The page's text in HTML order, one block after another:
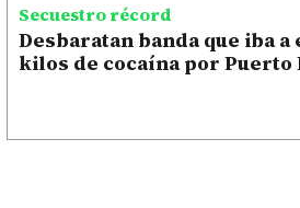
Secuestro récord
Desbaratan banda que iba
kilos de cocaína por Puerto